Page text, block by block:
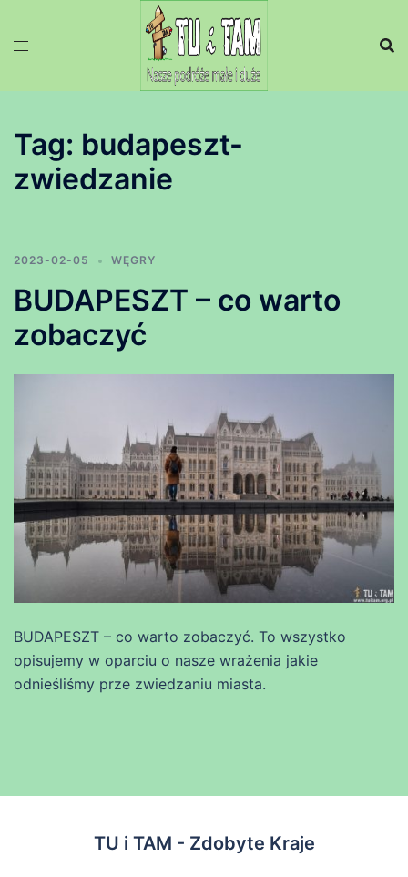
Tag: budapeszt-
zwiedzanie
2023-02-05 WĘGRY
BUDAPESZT – co warto
zobaczyć
BUDAPESZT – co warto zobaczyć. To wszystko
opisujemy w oparciu o nasze wrażenia jakie
odnieśliśmy prze zwiedzaniu miasta.
TU i TAM - Zdobyte Kraje